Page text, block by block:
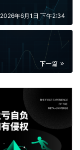
2026年6月1日 下午2:34
下一篇